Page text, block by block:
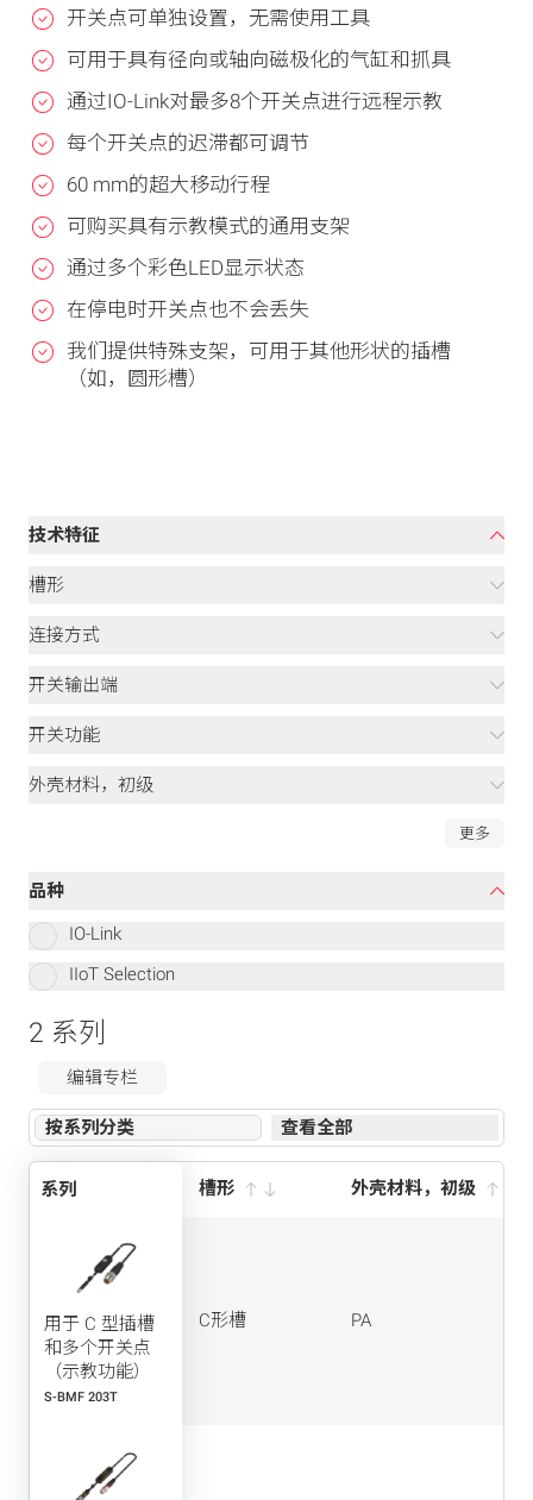
开关点可单独设置，无需使用工具
可用于具有径向或轴向磁极化的气缸和抓具
通过IO-Link对最多8个开关点进行远程示教
每个开关点的迟滞都可调节
60 mm的超大移动行程
可购买具有示教模式的通用支架
通过多个彩色LED显示状态
在停电时开关点也不会丢失
我们提供特殊支架，可用于其他形状的插槽
（如，圆形槽）
技术特征
槽形
连接方式
开关输出端
开关功能
外壳材料，初级
更多
品种
IO-Link
IIoT Selection
2 系列
编辑专栏
按系列分类 查看全部
系列 槽形 外壳材料，初级
行动
用于 C 型插槽
和多个开关点
（示教功能）
S-BMF 203T
C形槽 PA